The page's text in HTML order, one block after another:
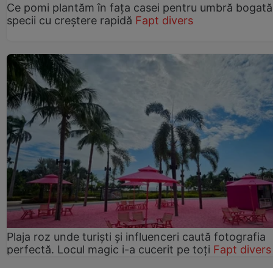
Ce pomi plantăm în fața casei pentru umbră
specii cu creștere rapidă Fapt divers
Plaja roz unde turiști și influenceri caută fotografia
perfectă. Locul magic i-a cucerit pe toți Fapt divers